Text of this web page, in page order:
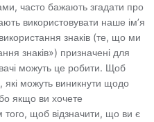
часто бажають згадати про
використовувати наше ім’я
знаків (те, що ми
знаків») призначені для
можуть це робити. Щоб
які можуть виникнути щодо
якщо ви хочете
того, щоб відзначити, що ви є